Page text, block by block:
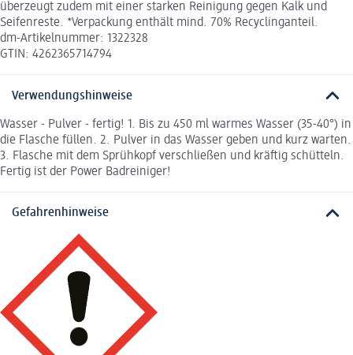
überzeugt zudem mit einer starken Reinigung gegen Kalk und
Seifenreste. *Verpackung enthält mind. 70% Recyclinganteil.
dm-Artikelnummer: 1322328
GTIN: 4262365714794
Verwendungshinweise
Wasser - Pulver - fertig! 1. Bis zu 450 ml warmes Wasser (35-40°) in
die Flasche füllen. 2. Pulver in das Wasser geben und kurz warten.
3. Flasche mit dem Sprühkopf verschließen und kräftig schütteln.
Fertig ist der Power Badreiniger!
Gefahrenhinweise